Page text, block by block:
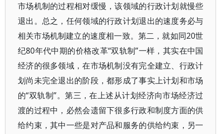
市场机制的过程相对缓慢，该领域的行政计划就慢些
退出。总之，任何领域的行政计划退出的速度务必与
相关市场机制建立的速度相一致。第二，就如同20世
纪80年代中期的价格改革“双轨制”一样，其实在中国
经济的很多领域，在市场机制没有完全建立、行政计
划尚未完全退出的阶段，都形成了事实上计划和市场
的“双轨制”。第三，在上述从计划经济向市场经济过
渡的过程中，必然会遗留下很多行政和制度方面的供
给约束，其中一些是对产品和服务的供给约束，另一